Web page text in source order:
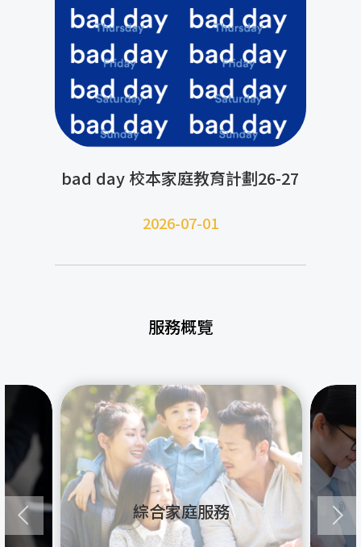
bad day 校本家庭教育計劃26-27
2026-07-01
服務概覽
綜合家庭服務